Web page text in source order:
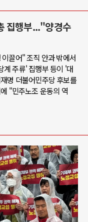
집행부..."양경수
끌어" 조직 안과 밖에서
계 주류' 집행부 등이 '대
명 더불어민주당 후보를
"민주노조 운동의 역